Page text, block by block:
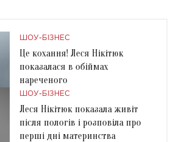
ШОУ-БІЗНЕС
Це кохання! Леся Нікітюк
показалася в обіймах
нареченого
ШОУ-БІЗНЕС
Леся Нікітюк показала живіт
після пологів і розповіла про
перші дні материнства